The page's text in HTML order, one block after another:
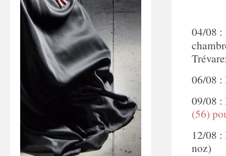
04/08 :
06/08 :
09/08
(56)
12/08
noz)